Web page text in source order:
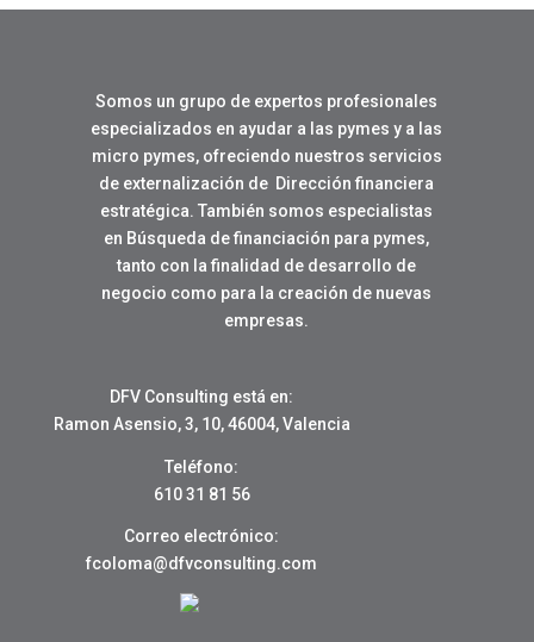
Somos un grupo de expertos profesionales
especializados en ayudar a las pymes y a las
micro pymes, ofreciendo nuestros servicios
de externalización de Dirección financiera
estratégica. También somos especialistas
en Búsqueda de financiación para pymes,
tanto con la finalidad de desarrollo de
negocio como para la creación de nuevas
empresas.
DFV Consulting está en:
Ramon Asensio, 3, 10, 46004, Valencia
Teléfono:
610 31 81 56
Correo electrónico:
fcoloma@dfvconsulting.com